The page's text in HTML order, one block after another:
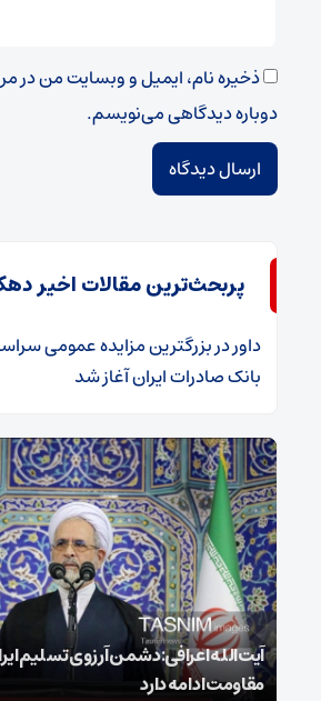
ذخیره نام، ایمیل و وبسایت من در
دوباره دیدگاهی می‌نویسم.
پربحث‌ترین مقالات اخیر
داوردر​بزرگترین مزایده عمومی
بانک صادرات ایران آغاز شد
آیت‌الله اعرافی:دشمن آرزوی تسلیم
مقاومت ادامه دارد